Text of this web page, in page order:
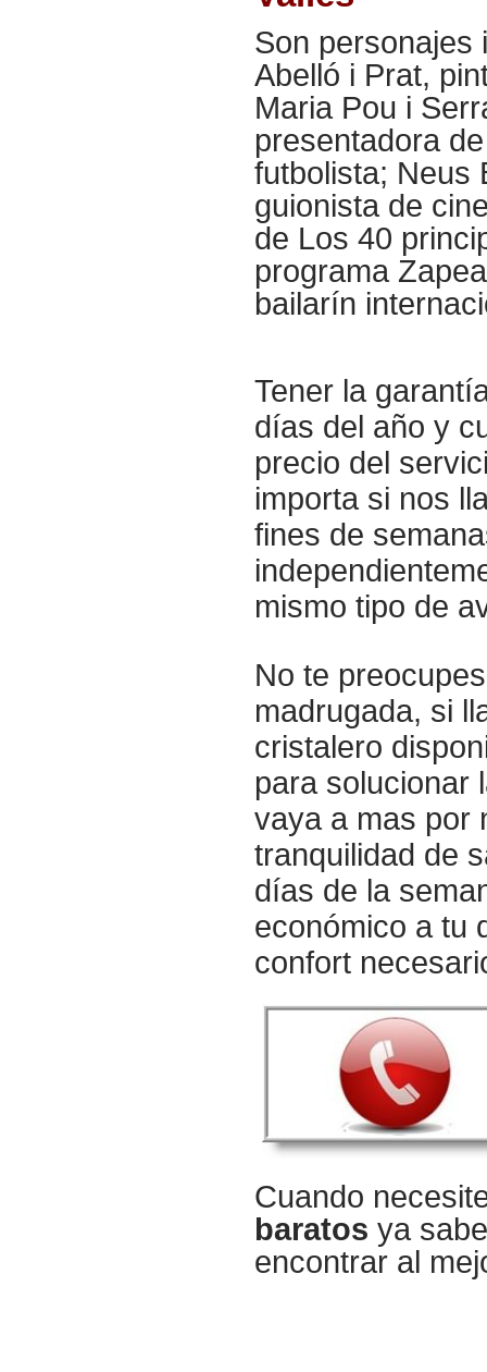
Son personajes
Abelló i Prat,
Maria Pou i
presentadora
futbolista; Neus
guionista de
de Los 40
programa
bailarín
Tener la
días del año y
precio del
importa si nos
fines de
mismo tipo de
No te
madrugada, si
cristalero
para solucionar
vaya a mas por
tranquilidad de
días de la
económico a tu
confort
Cuando
baratos ya
encontrar al